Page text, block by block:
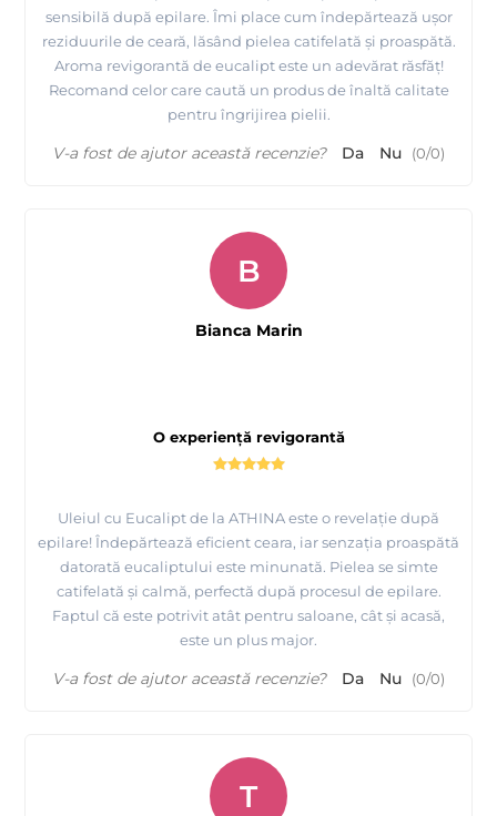
sensibilă după epilare. Îmi place cum îndepărtează ușor
reziduurile de ceară, lăsând pielea catifelată și proaspătă.
Aroma revigorantă de eucalipt este un adevărat răsfăț!
Recomand celor care caută un produs de înaltă calitate
pentru îngrijirea pielii.
V-a fost de ajutor această recenzie? Da Nu (0/0)
O experiență revigorantă
Uleiul cu Eucalipt de la ATHINA este o revelație după
epilare! Îndepărtează eficient ceara, iar senzația proaspătă
datorată eucaliptului este minunată. Pielea se simte
catifelată și calmă, perfectă după procesul de epilare.
Faptul că este potrivit atât pentru saloane, cât și acasă,
este un plus major.
B
Bianca Marin
V-a fost de ajutor această recenzie? Da Nu (0/0)
T